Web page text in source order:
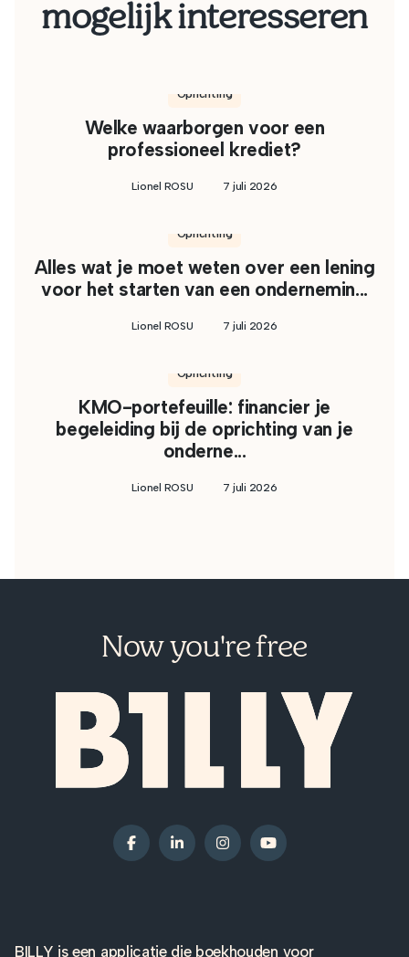
mogelijk interesseren
Oprichting
Welke waarborgen voor een
professioneel krediet?
Lionel ROSU 7 juli 2026
Oprichting
Alles wat je moet weten over een lening
voor het starten van een ondernemin...
Lionel ROSU 7 juli 2026
Oprichting
KMO-portefeuille: financier je
begeleiding bij de oprichting van je
onderne...
Lionel ROSU 7 juli 2026
Now you're free
BILLY is een applicatie die boekhouden voor